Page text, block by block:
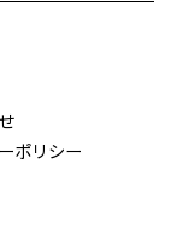
ポリシー